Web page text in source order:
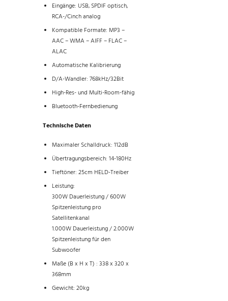
Eingänge: USB, SPDIF optisch,
RCA-/Cinch analog
Kompatible Formate: MP3 –
AAC – WMA – AIFF – FLAC –
ALAC
Automatische Kalibrierung
D/A-Wandler: 768kHz/32Bit
High-Res- und Multi-Room-fähig
Bluetooth-Fernbedienung
Technische Daten
Maximaler Schalldruck: 112dB
Übertragungsbereich: 14-180Hz
Tieftöner: 25cm HELD-Treiber
Leistung:
300W Dauerleistung / 600W
Spitzenleistung pro
Satellitenkanal
1.000W Dauerleistung / 2.000W
Spitzenleistung für den
Subwoofer
Maße (B x H x T) : 338 x 320 x
368mm
Gewicht: 20kg